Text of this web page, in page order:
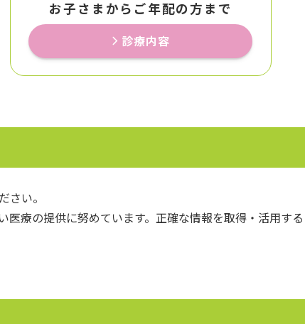
お子さまからご年配の方まで
診療内容
さい。
医療の提供に努めています。正確な情報を取得・活用す